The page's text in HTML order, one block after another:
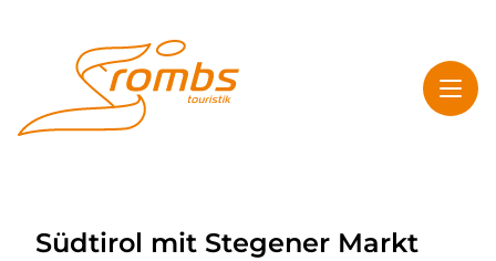
Highlights
Südtirol mit Stegener Markt